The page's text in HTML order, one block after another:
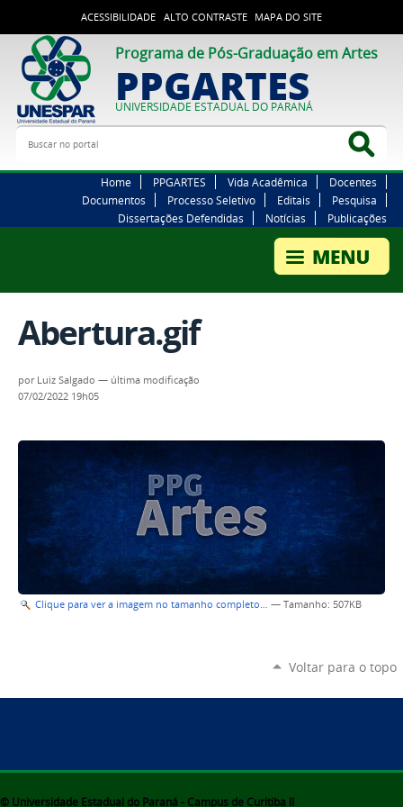
ACESSIBILIDADE ALTO CONTRASTE MAPA DO SITE
Programa de Pós-Graduação em Artes
PPGARTES
UNIVERSIDADE ESTADUAL DO PARANÁ
Buscar no portal
Home PPGARTES Vida Acadêmica
Docentes
Documentos
Processo Seletivo Editais
Pesquisa
Dissertações Defendidas
Notícias Publicações
Abertura.gif
por Luiz Salgado — última modificação
07/02/2022 19h05
Clique para ver a imagem no tamanho completo… — Tamanho: 507KB
Voltar para o topo
© Universidade Estadual do Paraná - Campus de Curitiba II